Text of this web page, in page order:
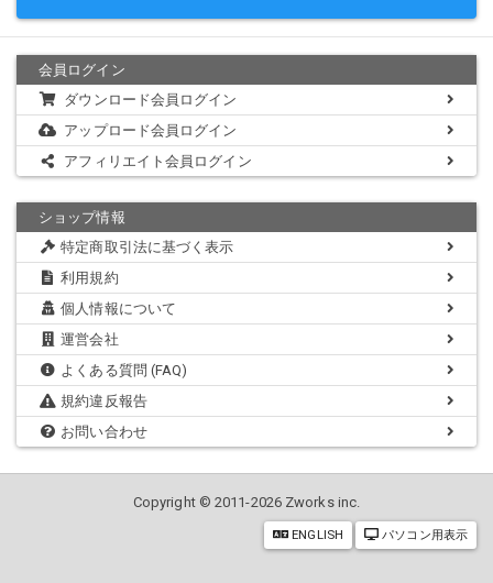
会員ログイン
ダウンロード会員ログイン
アップロード会員ログイン
アフィリエイト会員ログイン
ショップ情報
特定商取引法に基づく表示
利用規約
個人情報について
運営会社
よくある質問 (FAQ)
規約違反報告
お問い合わせ
Copyright © 2011-2026 Zworks inc.
ENGLISH パソコン用表示